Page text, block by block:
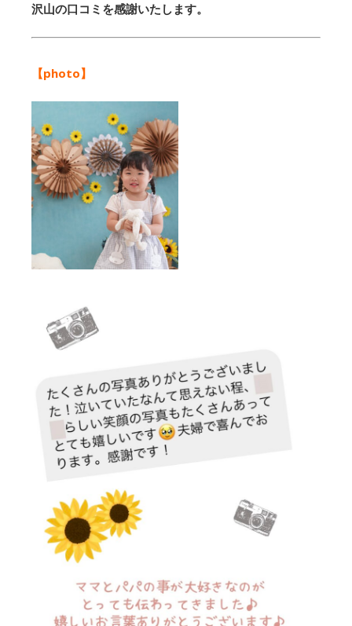
沢山の口コミを感謝いたします。
【photo】